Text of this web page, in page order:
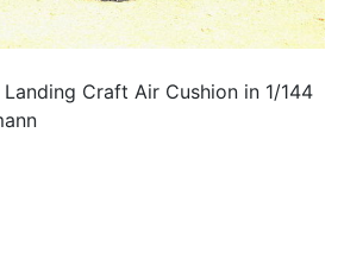
Craft Air Cushion in 1/144